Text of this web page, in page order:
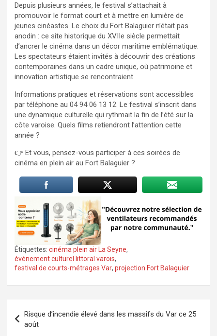
Depuis plusieurs années, le festival s’attachait à
promouvoir le format court et à mettre en lumière de
jeunes cinéastes. Le choix du Fort Balaguier n’était pas
anodin : ce site historique du XVIIe siècle permettait
d’ancrer le cinéma dans un décor maritime emblématique.
Les spectateurs étaient invités à découvrir des créations
contemporaines dans un cadre unique, où patrimoine et
innovation artistique se rencontraient.
Informations pratiques et réservations sont accessibles
par téléphone au 04 94 06 13 12. Le festival s’inscrit dans
une dynamique culturelle qui rythmait la fin de l’été sur la
côte varoise. Quels films retiendront l’attention cette
année ?
👉 Et vous, pensez-vous participer à ces soirées de
cinéma en plein air au Fort Balaguier ?
Étiquettes: cinéma plein air La Seyne,
événement culturel littoral varois,
festival de courts-métrages Var, projection Fort Balaguier
de
Risque d’incendie élevé dans les massifs du Var ce 25
août